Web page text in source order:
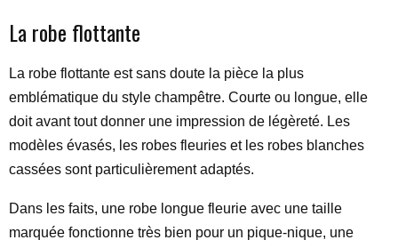
La robe flottante
La robe flottante est sans doute la pièce la plus
emblématique du style champêtre. Courte ou longue, elle
doit avant tout donner une impression de légèreté. Les
modèles évasés, les robes fleuries et les robes blanches
cassées sont particulièrement adaptés.
Dans les faits, une robe longue fleurie avec une taille
marquée fonctionne très bien pour un pique-nique, une